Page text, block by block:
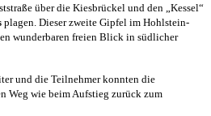
über die Kiesbrückel und den „Kessel“
plagen. Dieser zweite Gipfel im Hohlstein-
wunderbaren freien Blick in südlicher
und die Teilnehmer konnten die
Weg wie beim Aufstieg zurück zum